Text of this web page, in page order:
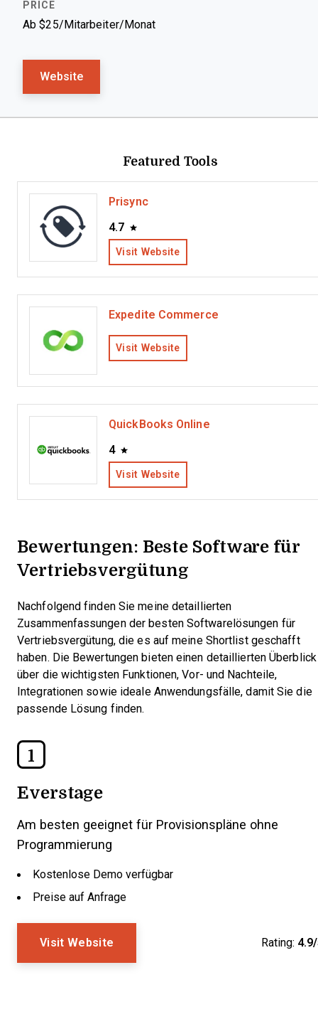
Ab $25/Mitarbeiter/Monat
Website
Featured Tools
Prisync
4.7
Visit Website
Expedite Commerce
Visit Website
QuickBooks Online
4
Visit Website
Bewertungen: Beste Software für
Vertriebsvergütung
Nachfolgend finden Sie meine detaillierten
Zusammenfassungen der besten Softwarelösungen für
Vertriebsvergütung, die es auf meine Shortlist geschafft
haben. Die Bewertungen bieten einen detaillierten Überblick
über die wichtigsten Funktionen, Vor- und Nachteile,
Integrationen sowie ideale Anwendungsfälle, damit Sie die
passende Lösung finden.
1
Everstage
Am besten geeignet für Provisionspläne ohne
Programmierung
Kostenlose Demo verfügbar
Preise auf Anfrage
Visit Website Rating: